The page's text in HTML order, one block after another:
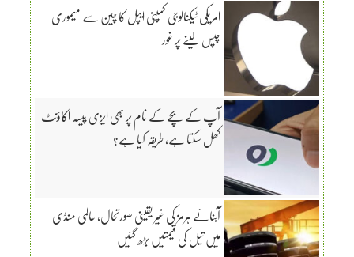
امریکی ٹیکنالوجی کمپنی ایپل کا چین سے میموری
چپس لینے پر غور
آپ کے بچے کے نام پر بھی ایزی پیسہ اکاؤنٹ
کھل سکتا ہے، طریقہ کیا ہے؟
آبنائے ہرمز کی غیر یقینی صورتحال، عالمی منڈی
میں تیل کی قیمتیں بڑھ گئیں